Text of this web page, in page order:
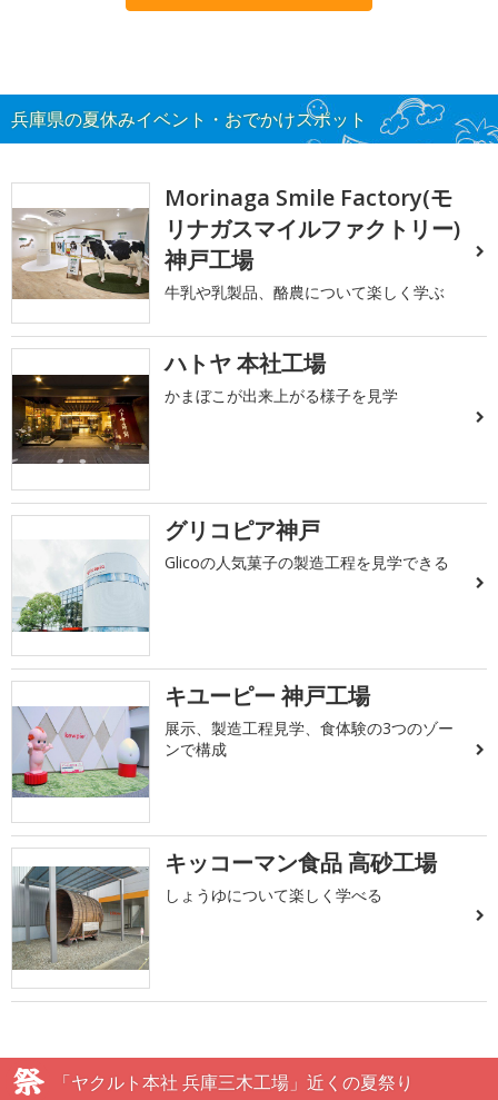
兵庫県の夏休みイベント・おでかけスポット
Morinaga Smile Factory(モ
リナガスマイルファクトリー)
神戸工場
牛乳や乳製品、酪農について楽しく学ぶ
ハトヤ 本社工場
かまぼこが出来上がる様子を見学
グリコピア神戸
Glicoの人気菓子の製造工程を見学できる
キユーピー 神戸工場
展示、製造工程見学、食体験の3つのゾー
ンで構成
キッコーマン食品 高砂工場
しょうゆについて楽しく学べる
「ヤクルト本社 兵庫三木工場」近くの夏祭り